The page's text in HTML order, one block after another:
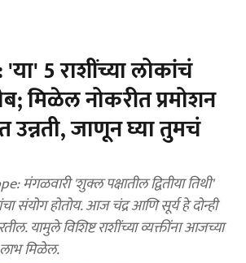
5 राशींच्या लोकांचं
मिळेल नोकरीत प्रमोशन
उन्नती, जाणून घ्या तुमचं
तिथी'
संयोग होतोय. आज चंद्र आणि सूर्य हे दोन्ही
व्यक्तींना आजच्या
मिळेल.